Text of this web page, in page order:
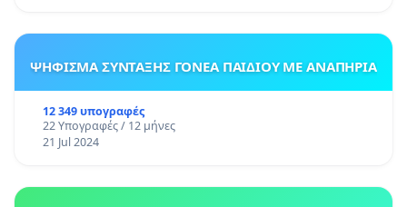
ΨΗΦΙΣΜΑ ΣΥΝΤΑΞΗΣ ΓΟΝΕΑ ΠΑΙΔΙΟΥ ΜΕ ΑΝΑΠΗΡΙΑ
12 349 υπογραφές
22 Υπογραφές / 12 μήνες
21 Jul 2024